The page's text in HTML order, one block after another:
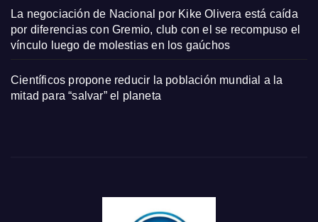
La negociación de Nacional por Kike Olivera está caída
por diferencias con Gremio, club con el se recompuso el
vínculo luego de molestias en los gaúchos
Científicos propone reducir la población mundial a la
mitad para “salvar” el planeta